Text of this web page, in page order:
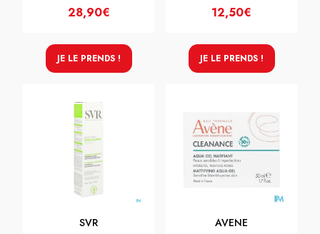
28,90€
JE LE PRENDS !
12,50€
JE LE PRENDS !
SVR AVENE